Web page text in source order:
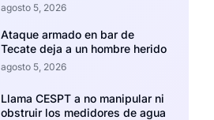
agosto 5, 2026
Ataque armado en bar de
Tecate deja a un hombre herido
agosto 5, 2026
Llama CESPT a no manipular ni
obstruir los medidores de agua